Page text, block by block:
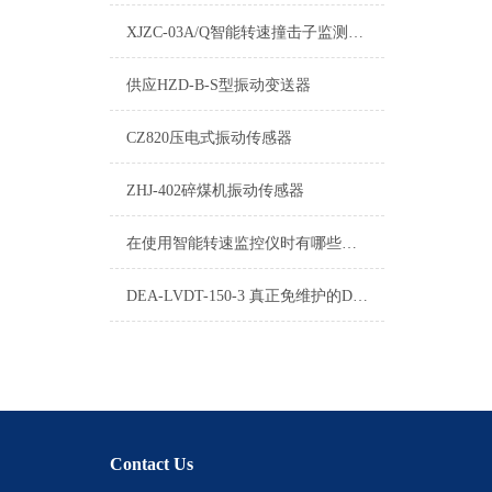
XJZC-03A/Q智能转速撞击子监测保护仪参数
供应HZD-B-S型振动变送器
CZ820压电式振动传感器
ZHJ-402碎煤机振动传感器
在使用智能转速监控仪时有哪些需要我们注意的呢
DEA-LVDT-150-3 真正免维护的DEA-LVDT
Contact Us